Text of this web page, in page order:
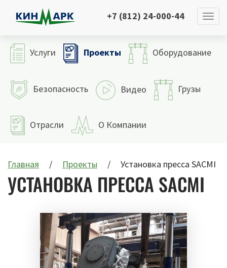
+7 (812) 24-000-44
Услуги Проекты Оборудование
Безопасность Видео Грузы
Отрасли О Компании
Главная Проекты Установка пресса SACMI
УСТАНОВКА ПРЕССА SACMI